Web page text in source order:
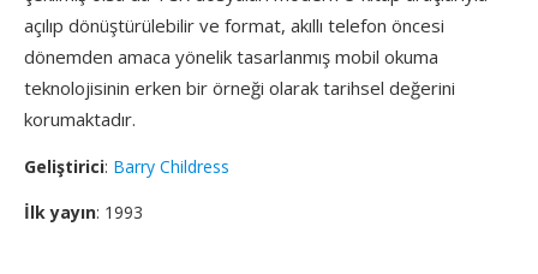
açılıp dönüştürülebilir ve format, akıllı telefon öncesi
dönemden amaca yönelik tasarlanmış mobil okuma
teknolojisinin erken bir örneği olarak tarihsel değerini
korumaktadır.
Geliştirici: Barry Childress
İlk yayın: 1993